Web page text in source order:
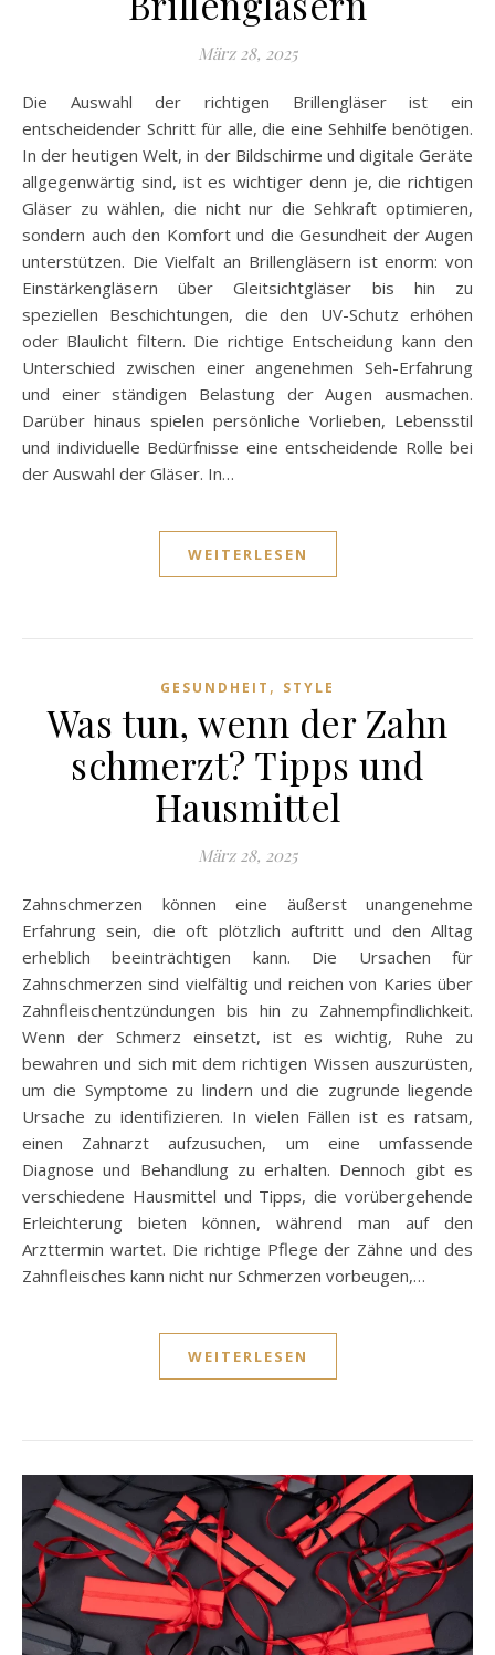
März 28, 2025
Die Auswahl der richtigen Brillengläser ist ein
entscheidender Schritt für alle, die eine Sehhilfe benötigen.
In der heutigen Welt, in der Bildschirme und digitale Geräte
allgegenwärtig sind, ist es wichtiger denn je, die richtigen
Gläser zu wählen, die nicht nur die Sehkraft optimieren,
sondern auch den Komfort und die Gesundheit der Augen
unterstützen. Die Vielfalt an Brillengläsern ist enorm: von
Einstärkengläsern über Gleitsichtgläser bis hin zu
speziellen Beschichtungen, die den UV-Schutz erhöhen
oder Blaulicht filtern. Die richtige Entscheidung kann den
Unterschied zwischen einer angenehmen Seh-Erfahrung
und einer ständigen Belastung der Augen ausmachen.
Darüber hinaus spielen persönliche Vorlieben, Lebensstil
und individuelle Bedürfnisse eine entscheidende Rolle bei
der Auswahl der Gläser. In…
WEITERLESEN
GESUNDHEIT , STYLE
Was tun, wenn der Zahn
schmerzt? Tipps und
Hausmittel
März 28, 2025
Zahnschmerzen können eine äußerst unangenehme
Erfahrung sein, die oft plötzlich auftritt und den Alltag
erheblich beeinträchtigen kann. Die Ursachen für
Zahnschmerzen sind vielfältig und reichen von Karies über
Zahnfleischentzündungen bis hin zu Zahnempfindlichkeit.
Wenn der Schmerz einsetzt, ist es wichtig, Ruhe zu
bewahren und sich mit dem richtigen Wissen auszurüsten,
um die Symptome zu lindern und die zugrunde liegende
Ursache zu identifizieren. In vielen Fällen ist es ratsam,
einen Zahnarzt aufzusuchen, um eine umfassende
Diagnose und Behandlung zu erhalten. Dennoch gibt es
verschiedene Hausmittel und Tipps, die vorübergehende
Erleichterung bieten können, während man auf den
Arzttermin wartet. Die richtige Pflege der Zähne und des
Zahnfleisches kann nicht nur Schmerzen vorbeugen,…
WEITERLESEN